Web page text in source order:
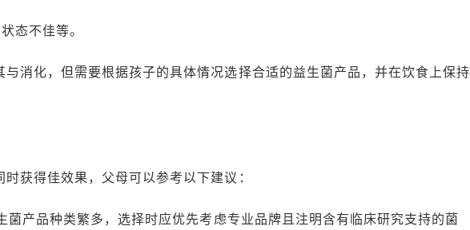
态不佳等。
消化，但需要根据孩子的具体情况选择合适的益生菌产品，并在饮食上保持
获得佳效果，父母可以参考以下建议：
菌产品种类繁多，选择时应优先考虑专业品牌且注明含有临床研究支持的菌